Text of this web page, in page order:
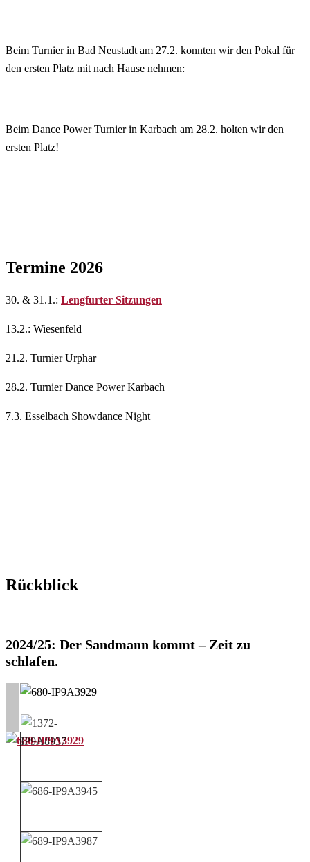
Beim Turnier in Bad Neustadt am 27.2. konnten wir den Pokal für
den ersten Platz mit nach Hause nehmen:
Beim Dance Power Turnier in Karbach am 28.2. holten wir den
ersten Platz!
Termine 2026
30. & 31.1.: Lengfurter Sitzungen
13.2.: Wiesenfeld
21.2. Turnier Urphar
28.2. Turnier Dance Power Karbach
7.3. Esselbach Showdance Night
Rückblick
2024/25: Der Sandmann kommt – Zeit zu
schlafen.